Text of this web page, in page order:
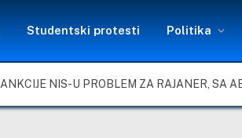
Studentski protesti Politika